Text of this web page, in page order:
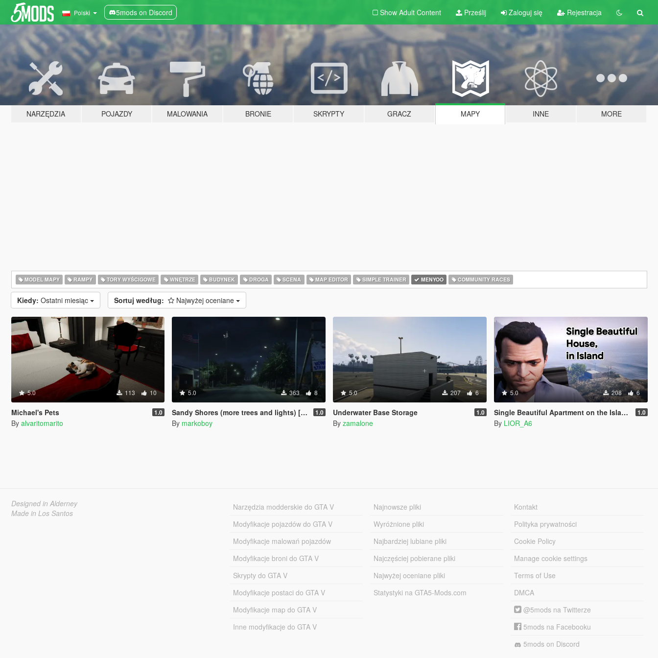
Polski 5mods on Discord Show Adult Content Prześlij Zaloguj się Rejestracja
NARZĘDZIA POJAZDY MALOWANIA BRONIE SKRYPTY GRACZ MAPY INNE MORE
MODEL MAPY RAMPY TORY WYŚCIGOWE WNĘTRZE BUDYNEK DROGA SCENA MAP EDITOR SIMPLE TRAINER MENYOO COMMUNITY RACES
Kiedy: Ostatni miesiąc Sortuj według: Najwyżej oceniane
5.0 113 10
Michael's Pets 1.0
By alvaritomarito
5.0 363 8
Sandy Shores (more trees and lights) [Menyoo] 1.0
By markoboy
5.0 207 6
Underwater Base Storage 1.0
By zamalone
5.0 208 6
Single Beautiful Apartment on the Island Menyoo 2.0 1.0
By LIOR_A6
Designed in Alderney
Made in Los Santos
Narzędzia modderskie do GTA V
Modyfikacje pojazdów do GTA V
Modyfikacje malowań pojazdów
Modyfikacje broni do GTA V
Skrypty do GTA V
Modyfikacje postaci do GTA V
Modyfikacje map do GTA V
Inne modyfikacje do GTA V
Najnowsze pliki
Wyróżnione pliki
Najbardziej lubiane pliki
Najczęściej pobierane pliki
Najwyżej oceniane pliki
Statystyki na GTA5-Mods.com
Kontakt
Polityka prywatności
Cookie Policy
Manage cookie settings
Terms of Use
DMCA
@5mods na Twitterze
5mods na Facebooku
5mods on Discord